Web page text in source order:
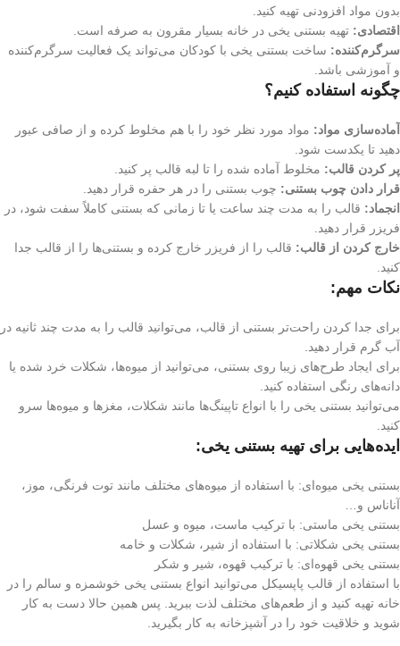
بدون مواد افزودنی تهیه کنید.
اقتصادی: تهیه بستنی یخی در خانه بسیار مقرون به صرفه است.
سرگرم‌کننده: ساخت بستنی یخی با کودکان می‌تواند یک فعالیت سرگرم‌کننده
و آموزشی باشد.
چگونه استفاده کنیم؟
آماده‌سازی مواد: مواد مورد نظر خود را با هم مخلوط کرده و از صافی عبور
دهید تا یکدست شود.
پر کردن قالب: مخلوط آماده شده را تا لبه قالب پر کنید.
قرار دادن چوب بستنی: چوب بستنی را در هر حفره قرار دهید.
انجماد: قالب را به مدت چند ساعت یا تا زمانی که بستنی کاملاً سفت شود، در
فریزر قرار دهید.
خارج کردن از قالب: قالب را از فریزر خارج کرده و بستنی‌ها را از قالب جدا
کنید.
نکات مهم:
برای جدا کردن راحت‌تر بستنی از قالب، می‌توانید قالب را به مدت چند ثانیه در
آب گرم قرار دهید.
برای ایجاد طرح‌های زیبا روی بستنی، می‌توانید از میوه‌ها، شکلات خرد شده یا
دانه‌های رنگی استفاده کنید.
می‌توانید بستنی یخی را با انواع تاپینگ‌ها مانند شکلات، مغزها و میوه‌ها سرو
کنید.
ایده‌هایی برای تهیه بستنی یخی:
بستنی یخی میوه‌ای: با استفاده از میوه‌های مختلف مانند توت فرنگی، موز،
آناناس و…
بستنی یخی ماستی: با ترکیب ماست، میوه و عسل
بستنی یخی شکلاتی: با استفاده از شیر، شکلات و خامه
بستنی یخی قهوه‌ای: با ترکیب قهوه، شیر و شکر
با استفاده از قالب پاپسیکل می‌توانید انواع بستنی یخی خوشمزه و سالم را در
خانه تهیه کنید و از طعم‌های مختلف لذت ببرید. پس همین حالا دست به کار
شوید و خلاقیت خود را در آشپزخانه به کار بگیرید.